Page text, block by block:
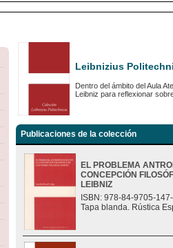
Leibnizius
Dentro del ámbito del Aula
Leibniz para reflexionar
Publicaciones de la colección
EL PROBLEMA
CONCEPCIÓN
LEIBNIZ
ISBN: 978-84-9705-
Tapa blanda. Rústica